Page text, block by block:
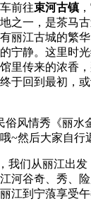
前往束河古镇
之一，是茶马
丽江古城的繁
宁静。这里时
里传来的浓香
于回到最初，
风情秀《丽水
~然后大家自行
我们从丽江出发
河谷奇、秀、
江到宁蒗享受